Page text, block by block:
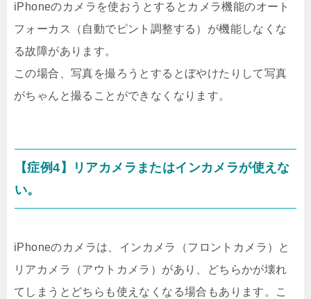
iPhoneのカメラを使おうとするとカメラ機能のオート
フォーカス（自動でピント調整する）が機能しなくな
る故障があります。
この場合、写真を撮ろうとするとぼやけたりして写真
がちゃんと撮ることができなくなります。
【症例4】リアカメラまたはインカメラが使えな
い。
iPhoneのカメラは、インカメラ（フロントカメラ）と
リアカメラ（アウトカメラ）があり、どちらかが壊れ
てしまうとどちらも使えなくなる場合もあります。こ